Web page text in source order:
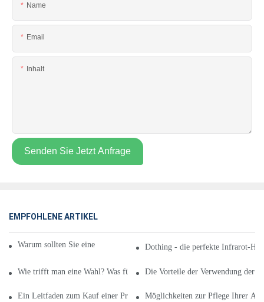
Name
Email
Inhalt
Senden Sie Jetzt Anfrage
EMPFOHLENE ARTIKEL
Warum sollten Sie eine Infrarot-Heizmatte haben?Dothing - die perfekte Infrarot-
Wie trifft man eine Wahl? Was für eine Infrarot-Heizmatte
Die Vorteile der Verwendung der
Ein Leitfaden zum Kauf einer Premium-Infrarot-Heizmatte
Möglichkeiten zur Pflege Ihrer